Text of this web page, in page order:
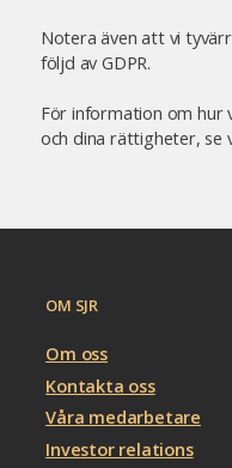
Notera även att vi
följd av GDPR.
För information om hur
och dina rättigheter, se
OM SJR
Om oss
Kontakta oss
Våra medarbetare
Investor relations